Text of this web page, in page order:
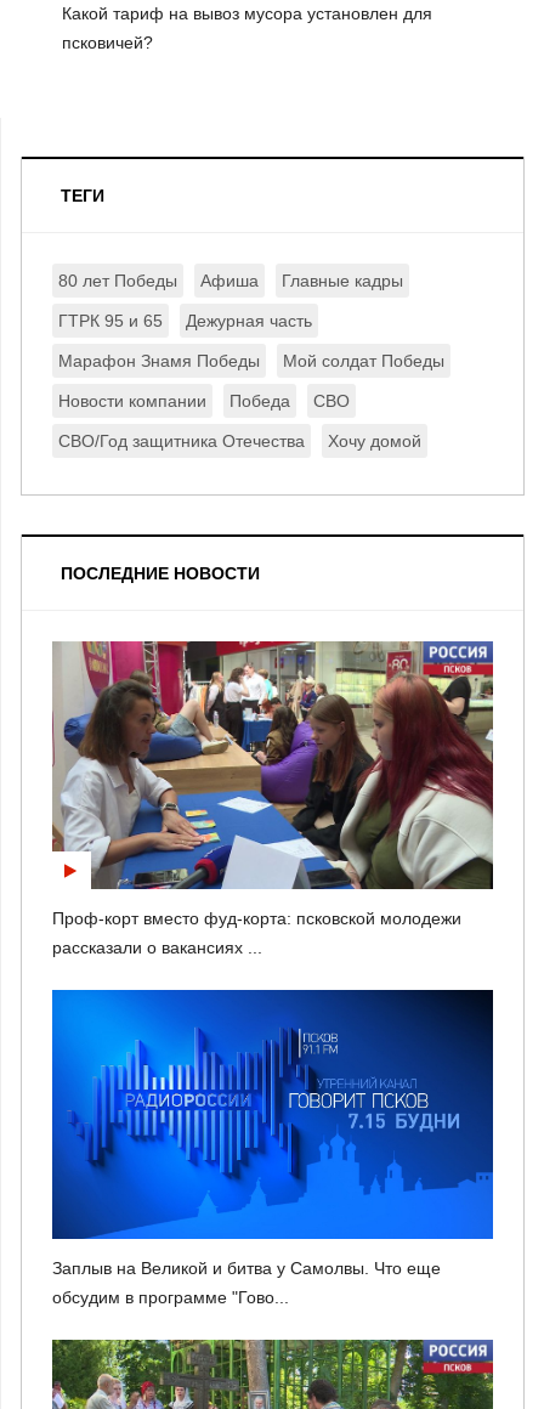
Какой тариф на вывоз мусора установлен для
псковичей?
ТЕГИ
80 лет Победы Афиша Главные кадры
ГТРК 95 и 65 Дежурная часть
Марафон Знамя Победы Мой солдат Победы
Новости компании Победа СВО
СВО/Год защитника Отечества Хочу домой
ПОСЛЕДНИЕ НОВОСТИ
Проф-корт вместо фуд-корта: псковской молодежи
рассказали о вакансиях ...
Заплыв на Великой и битва у Самолвы. Что еще
обсудим в программе "Гово...